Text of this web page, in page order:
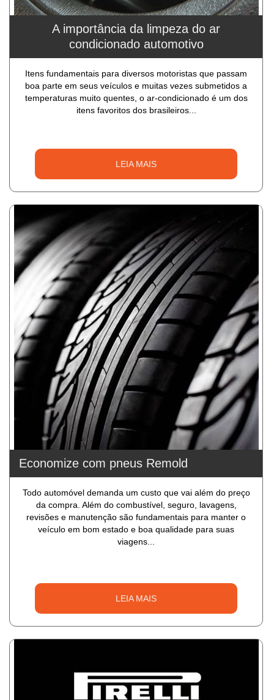
A importância da limpeza do ar
condicionado automotivo
Itens fundamentais para diversos motoristas que passam
boa parte em seus veículos e muitas vezes submetidos a
temperaturas muito quentes, o ar-condicionado é um dos
itens favoritos dos brasileiros...
LEIA MAIS
Economize com pneus Remold
Todo automóvel demanda um custo que vai além do preço
da compra. Além do combustível, seguro, lavagens,
revisões e manutenção são fundamentais para manter o
veículo em bom estado e boa qualidade para suas
viagens...
LEIA MAIS